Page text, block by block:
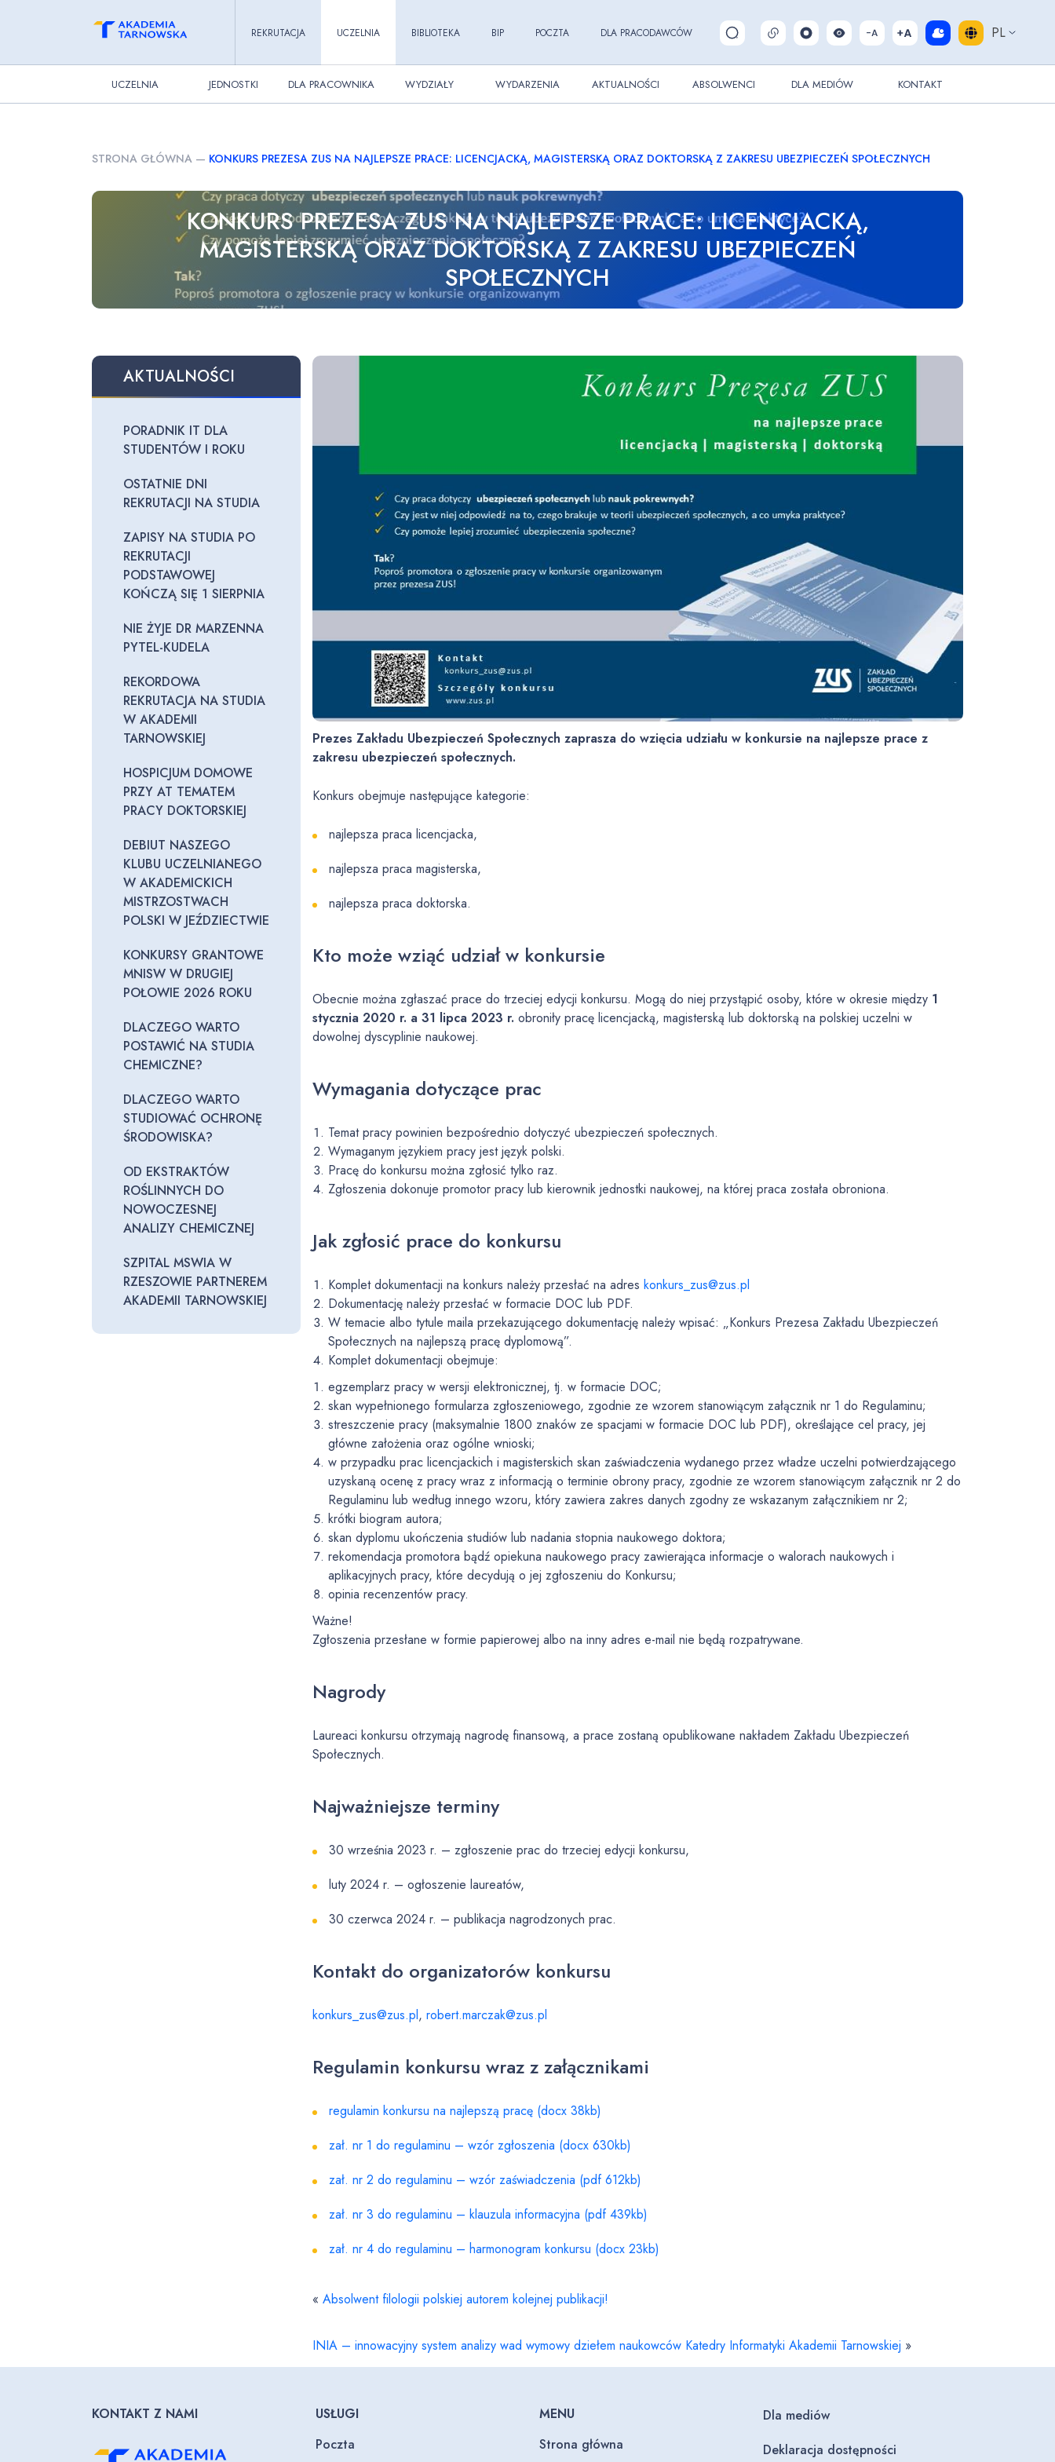
REKRUTACJA UCZELNIA BIBLIOTEKA BIP POCZTA DLA PRACODAWCÓW Pokaż/ukryj wyszukiwarkę PL
UCZELNIA JEDNOSTKI DLA PRACOWNIKA WYDZIAŁY WYDARZENIA AKTUALNOŚCI ABSOLWENCI DLA MEDIÓW KONTAKT
STRONA GŁÓWNA — KONKURS PREZESA ZUS NA NAJLEPSZE PRACE: LICENCJACKĄ, MAGISTERSKĄ ORAZ DOKTORSKĄ Z ZAKRESU UBEZPIECZEŃ SPOŁECZNYCH
KONKURS PREZESA ZUS NA NAJLEPSZE PRACE: LICENCJACKĄ,
MAGISTERSKĄ ORAZ DOKTORSKĄ Z ZAKRESU UBEZPIECZEŃ
SPOŁECZNYCH
AKTUALNOŚCI
PORADNIK IT DLA
STUDENTÓW I ROKU
OSTATNIE DNI
REKRUTACJI NA STUDIA
ZAPISY NA STUDIA PO
REKRUTACJI
PODSTAWOWEJ
KOŃCZĄ SIĘ 1 SIERPNIA
NIE ŻYJE DR MARZENNA
PYTEL-KUDELA
REKORDOWA
REKRUTACJA NA STUDIA
W AKADEMII
TARNOWSKIEJ
HOSPICJUM DOMOWE
PRZY AT TEMATEM
PRACY DOKTORSKIEJ
DEBIUT NASZEGO
KLUBU UCZELNIANEGO
W AKADEMICKICH
MISTRZOSTWACH
POLSKI W JEŹDZIECTWIE
KONKURSY GRANTOWE
MNISW W DRUGIEJ
POŁOWIE 2026 ROKU
DLACZEGO WARTO
POSTAWIĆ NA STUDIA
CHEMICZNE?
DLACZEGO WARTO
STUDIOWAĆ OCHRONĘ
ŚRODOWISKA?
OD EKSTRAKTÓW
ROŚLINNYCH DO
NOWOCZESNEJ
ANALIZY CHEMICZNEJ
SZPITAL MSWIA W
RZESZOWIE PARTNEREM
AKADEMII TARNOWSKIEJ
Prezes Zakładu Ubezpieczeń Społecznych zaprasza do wzięcia udziału w konkursie na najlepsze prace z
zakresu ubezpieczeń społecznych.
Konkurs obejmuje następujące kategorie:
najlepsza praca licencjacka,
najlepsza praca magisterska,
najlepsza praca doktorska.
Kto może wziąć udział w konkursie
Obecnie można zgłaszać prace do trzeciej edycji konkursu. Mogą do niej przystąpić osoby, które w okresie między 1
stycznia 2020 r. a 31 lipca 2023 r. obroniły pracę licencjacką, magisterską lub doktorską na polskiej uczelni w
dowolnej dyscyplinie naukowej.
Wymagania dotyczące prac
Temat pracy powinien bezpośrednio dotyczyć ubezpieczeń społecznych.
Wymaganym językiem pracy jest język polski.
Pracę do konkursu można zgłosić tylko raz.
Zgłoszenia dokonuje promotor pracy lub kierownik jednostki naukowej, na której praca została obroniona.
Jak zgłosić prace do konkursu
Komplet dokumentacji na konkurs należy przesłać na adreskonkurs_zus@zus.pl
Dokumentację należy przesłać w formacie DOC lub PDF.
W temacie albo tytule maila przekazującego dokumentację należy wpisać: „Konkurs Prezesa Zakładu Ubezpieczeń
Społecznych na najlepszą pracę dyplomową”.
Komplet dokumentacji obejmuje:
egzemplarz pracy w wersji elektronicznej, tj. w formacie DOC;
skan wypełnionego formularza zgłoszeniowego, zgodnie ze wzorem stanowiącym załącznik nr 1 do Regulaminu;
streszczenie pracy (maksymalnie 1800 znaków ze spacjami w formacie DOC lub PDF), określające cel pracy, jej
główne założenia oraz ogólne wnioski;
w przypadku prac licencjackich i magisterskich skan zaświadczenia wydanego przez władze uczelni potwierdzającego
uzyskaną ocenę z pracy wraz z informacją o terminie obrony pracy, zgodnie ze wzorem stanowiącym załącznik nr 2 do
Regulaminu lub według innego wzoru, który zawiera zakres danych zgodny ze wskazanym załącznikiem nr 2;
krótki biogram autora;
skan dyplomu ukończenia studiów lub nadania stopnia naukowego doktora;
rekomendacja promotora bądź opiekuna naukowego pracy zawierająca informacje o walorach naukowych i
aplikacyjnych pracy, które decydują o jej zgłoszeniu do Konkursu;
opinia recenzentów pracy.
Ważne!
Zgłoszenia przesłane w formie papierowej albo na inny adres e-mail nie będą rozpatrywane.
Nagrody
Laureaci konkursu otrzymają nagrodę finansową, a prace zostaną opublikowane nakładem Zakładu Ubezpieczeń
Społecznych.
Najważniejsze terminy
30 września 2023 r. – zgłoszenie prac do trzeciej edycji konkursu,
luty 2024 r. – ogłoszenie laureatów,
30 czerwca 2024 r. – publikacja nagrodzonych prac.
Kontakt do organizatorów konkursu
konkurs_zus@zus.pl, robert.marczak@zus.pl
Regulamin konkursu wraz z załącznikami
regulamin konkursu na najlepszą pracę (docx 38kb)
zał. nr 1 do regulaminu – wzór zgłoszenia (docx 630kb)
zał. nr 2 do regulaminu – wzór zaświadczenia (pdf 612kb)
zał. nr 3 do regulaminu – klauzula informacyjna (pdf 439kb)
zał. nr 4 do regulaminu – harmonogram konkursu (docx 23kb)
«Absolwent filologii polskiej autorem kolejnej publikacji!
INIA – innowacyjny system analizy wad wymowy dziełem naukowców Katedry Informatyki Akademii Tarnowskiej »
KONTAKT Z NAMI
USŁUGI
Poczta
MENU
Strona główna
Dla mediów
Deklaracja dostępności